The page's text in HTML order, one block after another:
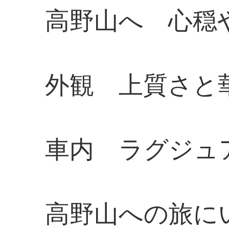
高野山へ 心穏
外観 上質さと
車内 ラグジュ
高野山への旅に